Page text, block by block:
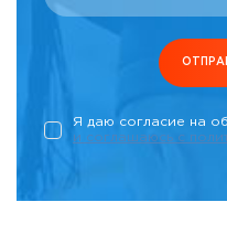
Я даю согласие на
и соглашаюсь c